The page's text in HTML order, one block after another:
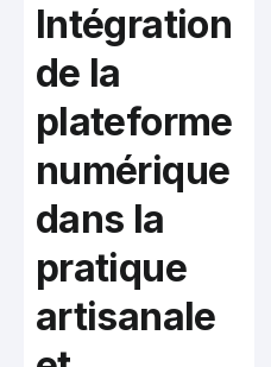
Intégration
de la
plateforme
numérique
dans la
pratique
artisanale